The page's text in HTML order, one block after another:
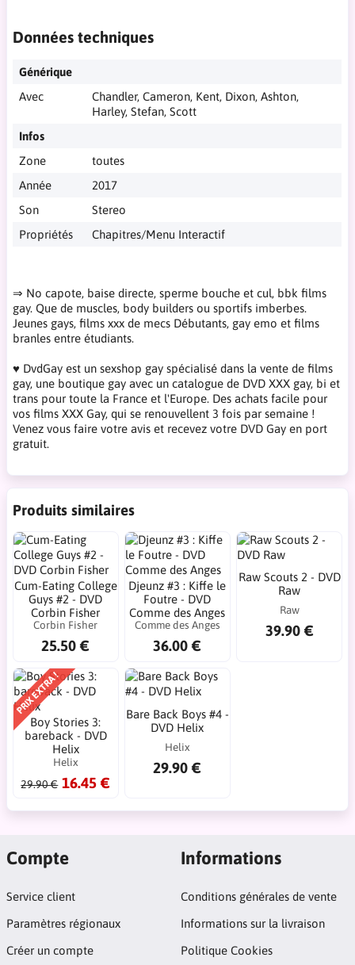
Données techniques
Générique
Avec
Chandler, Cameron, Kent, Dixon, Ashton,
Harley, Stefan, Scott
Infos
Zone
toutes
Année
2017
Son
Stereo
Propriétés
Chapitres/Menu Interactif
⇒ No capote, baise directe, sperme bouche et cul, bbk films
gay. Que de muscles, body builders ou sportifs imberbes.
Jeunes gays, films xxx de mecs Débutants, gay emo et films
branles entre étudiants.
♥ DvdGay est un sexshop gay spécialisé dans la vente de films
gay, une boutique gay avec un catalogue de DVD XXX gay, bi et
trans pour toute la France et l'Europe. Des achats facile pour
vos films XXX Gay, qui se renouvellent 3 fois par semaine !
Venez vous faire votre avis et recevez votre DVD Gay en port
gratuit.
Produits similaires
Cum-Eating College
Guys #2 - DVD
Corbin Fisher
Corbin Fisher
25.50 €
Djeunz #3 : Kiffe le
Foutre - DVD
Comme des Anges
Comme des Anges
36.00 €
Raw Scouts 2 - DVD
Raw
Raw
39.90 €
PRIX EXTRA !
Boy Stories 3:
bareback - DVD
Helix
Helix
29.90 € 16.45 €
Bare Back Boys #4 -
DVD Helix
Helix
29.90 €
Compte
Service client
Paramètres régionaux
Créer un compte
Informations
Conditions générales de vente
Informations sur la livraison
Politique Cookies